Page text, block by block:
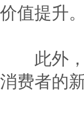
价值提升。
此外，
消费者的